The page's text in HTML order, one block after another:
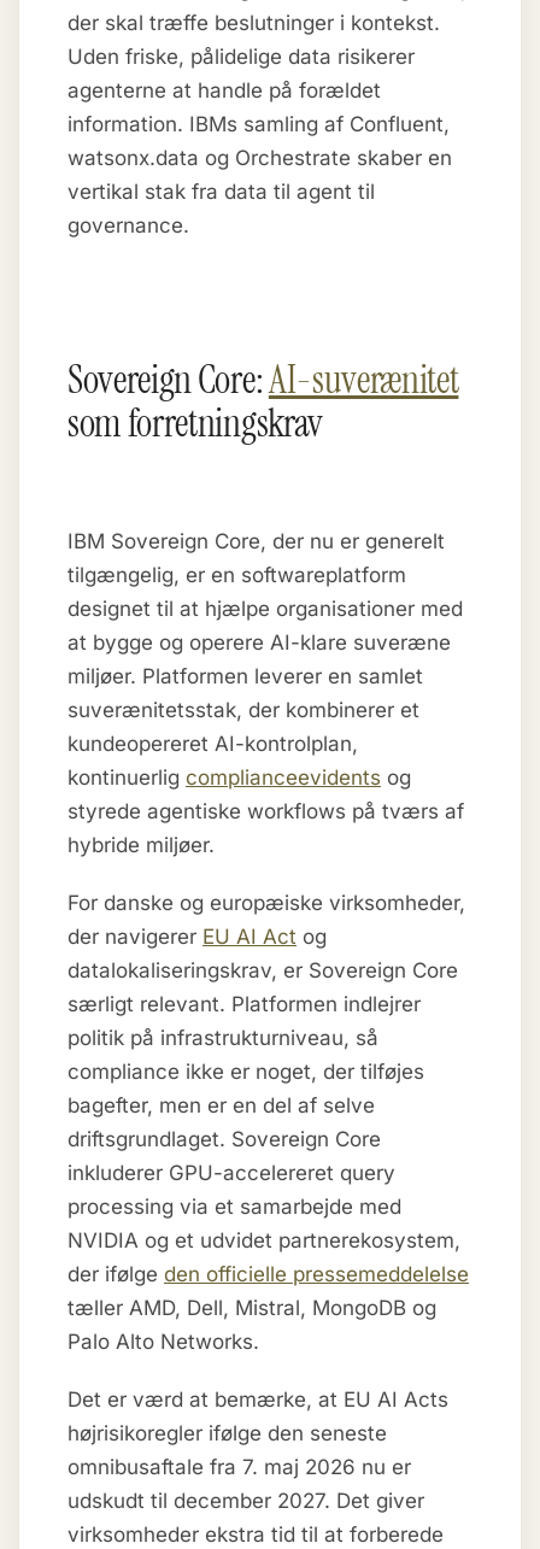
der skal træffe beslutninger i kontekst.
Uden friske, pålidelige data risikerer
agenterne at handle på forældet
information. IBMs samling af Confluent,
watsonx.data og Orchestrate skaber en
vertikal stak fra data til agent til
governance.
Sovereign Core:AI-suverænitet
som forretningskrav
IBM Sovereign Core, der nu er generelt
tilgængelig, er en softwareplatform
designet til at hjælpe organisationer med
at bygge og operere AI-klare suveræne
miljøer. Platformen leverer en samlet
suverænitetsstak, der kombinerer et
kundeopereret AI-kontrolplan,
kontinuerlig complianceevidents og
styrede agentiske workflows på tværs af
hybride miljøer.
For danske og europæiske virksomheder,
der navigerer EU AI Act og
datalokaliseringskrav, er Sovereign Core
særligt relevant. Platformen indlejrer
politik på infrastrukturniveau, så
compliance ikke er noget, der tilføjes
bagefter, men er en del af selve
driftsgrundlaget. Sovereign Core
inkluderer GPU-accelereret query
processing via et samarbejde med
NVIDIA og et udvidet partnerekosystem,
der ifølge den officielle pressemeddelelse
tæller AMD, Dell, Mistral, MongoDB og
Palo Alto Networks.
Det er værd at bemærke, at EU AI Acts
højrisikoregler ifølge den seneste
omnibusaftale fra 7. maj 2026 nu er
udskudt til december 2027. Det giver
virksomheder ekstra tid til at forberede